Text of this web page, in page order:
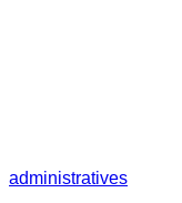
administratives